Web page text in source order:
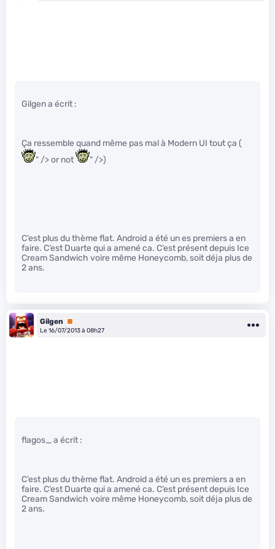
Gilgen a écrit :
Ça ressemble quand même pas mal à Modern UI tout ça (
" /> or not
" />)
C’est plus du thème flat. Android a été un es premiers a en
faire. C’est Duarte qui a amené ca. C’est présent depuis Ice
Cream Sandwich voire même Honeycomb, soit déja plus de
2 ans.
Gilgen
Premium
Le 16/07/2013 à 08h27
flagos_ a écrit :
C’est plus du thème flat. Android a été un es premiers a en
faire. C’est Duarte qui a amené ca. C’est présent depuis Ice
Cream Sandwich voire même Honeycomb, soit déja plus de
2 ans.